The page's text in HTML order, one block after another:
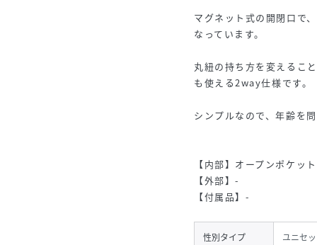
マグネット式の開閉口で
なっています。
丸紐の持ち方を変えるこ
も使える2way仕様です。
シンプルなので、年齢を
【内部】オープンポケッ
【外部】-
【付属品】-
性別タイプ ユニセ